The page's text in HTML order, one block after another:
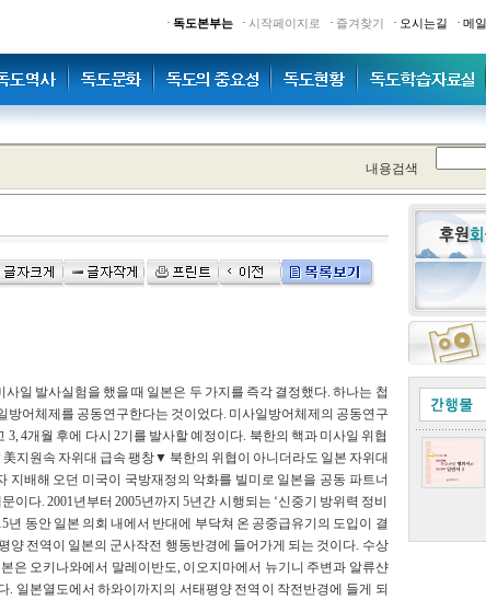
· 독도본부는 · 시작페이지로 · 즐겨찾기 · 오시는길 · 메
내용검색
일 발사실험을 했을 때 일본은 두 가지를 즉각 결정했다. 하나는 첩
방어체제를 공동연구한다는 것이었다. 미사일방어체제의 공동연구
4개월 후에 다시 2기를 발사할 예정이다. 북한의 핵과 미사일 위협
지원속 자위대 급속 팽창▼ 북한의 위협이 아니더라도 일본 자위대
지배해 오던 미국이 국방재정의 악화를 빌미로 일본을 공동 파트너
다. 2001년부터 2005년까지 5년간 시행되는 ‘신중기 방위력 정비
년 동안 일본 의회 내에서 반대에 부닥쳐 온 공중급유기의 도입이 결
양 전역이 일본의 군사작전 행동반경에 들어가게 되는 것이다. 수상
은 오키나와에서 말레이반도, 이오지마에서 뉴기니 주변과 알류샨
일본열도에서 하와이까지의 서태평양 전역이 작전반경에 들게 되